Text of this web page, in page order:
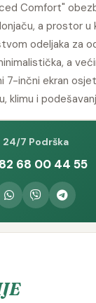
Comfort"
a prostor u
odeljaka za
a
inčni ekran
klimu i
24/7 Podrška
68 00 44 55